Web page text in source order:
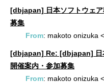
[dbjapan] 日本ソフトウェ
募集
From: makoto onizuka
[dbjapan] Re: [dbjapan] 日
開催案内・参加募集
From: makoto onizuka